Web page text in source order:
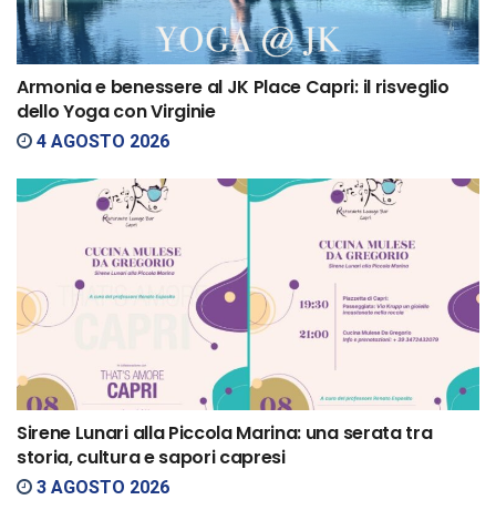
Armonia e benessere al JK Place Capri: il risveglio
dello Yoga con Virginie
4 AGOSTO 2026
Sirene Lunari alla Piccola Marina: una serata tra
storia, cultura e sapori capresi
3 AGOSTO 2026